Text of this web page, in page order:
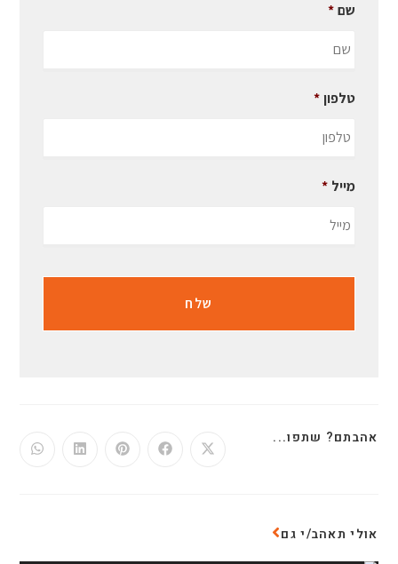
שם *
טלפון *
מייל *
אהבתם? שתפו...
אולי תאהב/י גם